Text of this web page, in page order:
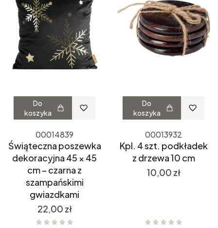
Do
koszyka
00014839
Świąteczna poszewka
dekoracyjna 45 × 45
cm – czarna z
szampańskimi
gwiazdkami
Cena
22,00 zł
Do
koszyka
00013932
Kpl. 4 szt. podkładek
z drzewa 10 cm
Cena
10,00 zł